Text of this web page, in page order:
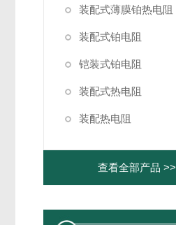
装配式薄膜铂热电阻
装配式铂电阻
铠装式铂电阻
装配式热电阻
装配热电阻
查看全部产品 >>